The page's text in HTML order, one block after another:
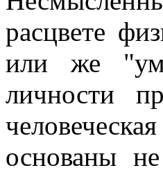
расцвете
или же
личности
основаны